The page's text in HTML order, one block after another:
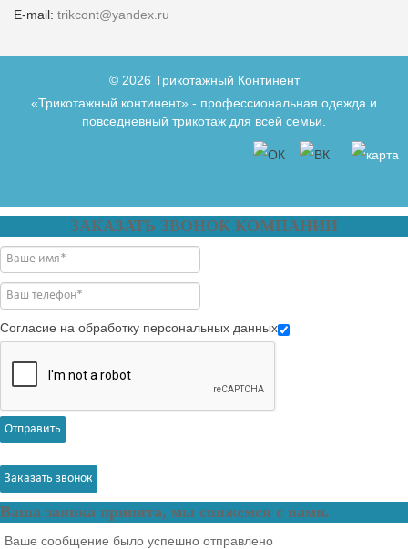
E-mail: trikcont@yandex.ru
© 2026 Трикотажный Континент
«Трикотажный континент» - профессиональная одежда и
повседневный трикотаж для всей семьи.
ЗАКАЗАТЬ ЗВОНОК КОМПАНИИ
Согласие на обработку персональных данных
Отправить
Заказать звонок
Ваша заявка принята, мы свяжемся с вами.
Ваше сообщение было успешно отправлено